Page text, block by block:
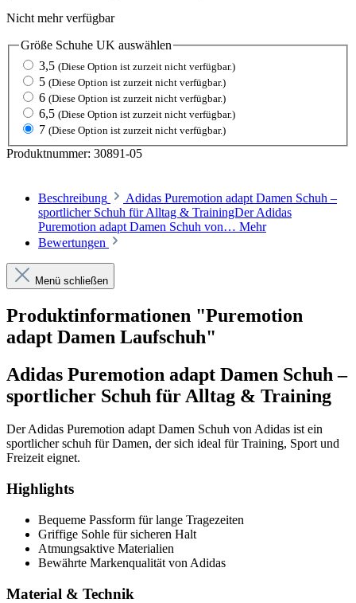
Nicht mehr verfügbar
Größe Schuhe UK auswählen
3,5 (Diese Option ist zurzeit nicht verfügbar.)
5 (Diese Option ist zurzeit nicht verfügbar.)
6 (Diese Option ist zurzeit nicht verfügbar.)
6,5 (Diese Option ist zurzeit nicht verfügbar.)
7 (Diese Option ist zurzeit nicht verfügbar.)
Produktnummer: 30891-05
Beschreibung
Adidas Puremotion adapt Damen Schuh –
sportlicher Schuh für Alltag & TrainingDer Adidas
Puremotion adapt Damen Schuh von… Mehr
Bewertungen
Menü schließen
Produktinformationen "Puremotion
adapt Damen Laufschuh"
Adidas Puremotion adapt Damen Schuh –
sportlicher Schuh für Alltag & Training
Der Adidas Puremotion adapt Damen Schuh von Adidas ist ein
sportlicher schuh für Damen, der sich ideal für Training, Sport und
Freizeit eignet.
Highlights
Bequeme Passform für lange Tragezeiten
Griffige Sohle für sicheren Halt
Atmungsaktive Materialien
Bewährte Markenqualität von Adidas
Material & Technik